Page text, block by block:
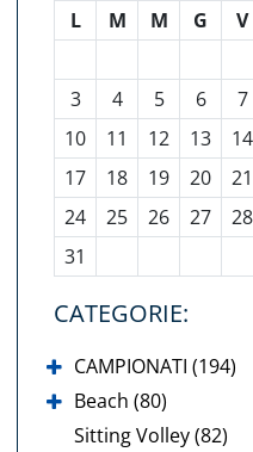
L M M G V
3
4 5 6 7
10
11 12 13 14
17
18 19 20 21
24
25 26 27 28
31
CATEGORIE:
CAMPIONATI (194)
Beach (80)
Sitting Volley (82)